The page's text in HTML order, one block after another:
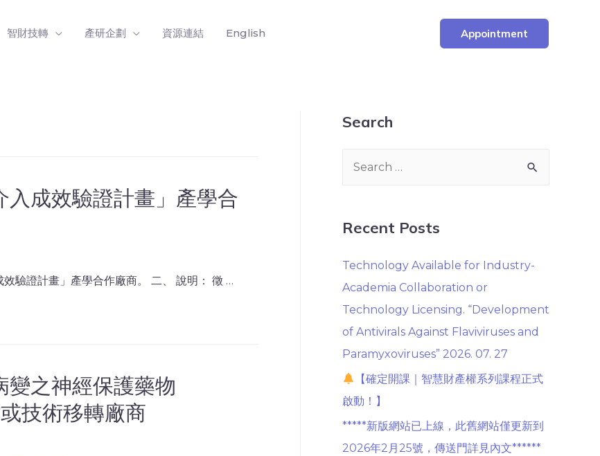
智財技轉 產研企劃 資源連結 English Appointment
成效驗證計畫」產學合
驗證計畫」產學合作廠商。 二、 說明： 徵 …
變之神經保護藥物
技術移轉廠商
Search
Recent Posts
Technology Available for Industry-
Academia Collaboration or
Technology Licensing. “Development
of Antivirals Against Flaviviruses and
Paramyxoviruses” 2026. 07. 27
【確定開課｜智慧財產權系列課程正式
啟動！】
*****新版網站已上線，此舊網站僅更新到
2026年2月25號，傳送門詳見內文******